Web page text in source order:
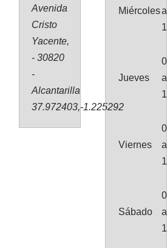
Avenida
Cristo
Yacente,
- 30820
-
Alcantarilla
37.972403,-1.225292
Miércolesa
Jueves
a
Viernes
a
Sábado
a